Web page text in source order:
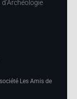
Les Amis de